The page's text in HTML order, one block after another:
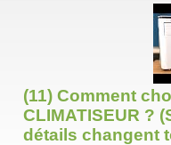
(11) Comment
CLIMATISEUR ?
détails changent